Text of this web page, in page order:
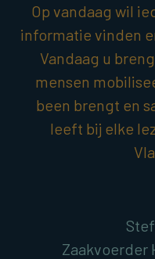
Op vandaag wil
informatie vinden
Vandaag u
mensen
been brengt en
leeft bij elke
Zaakvoerder